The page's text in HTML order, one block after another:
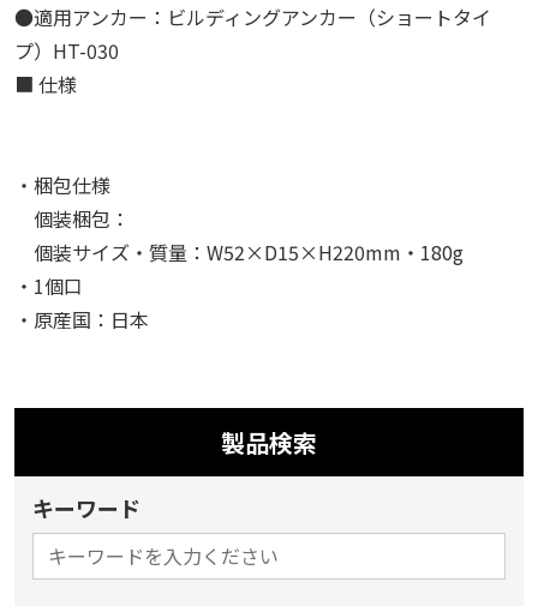
●適用アンカー：ビルディングアンカー（ショートタイ
プ）HT-030
■ 仕様
・梱包仕様
個装梱包：
個装サイズ・質量：W52×D15×H220mm・180g
・1個口
・原産国：日本
製品検索
キーワード